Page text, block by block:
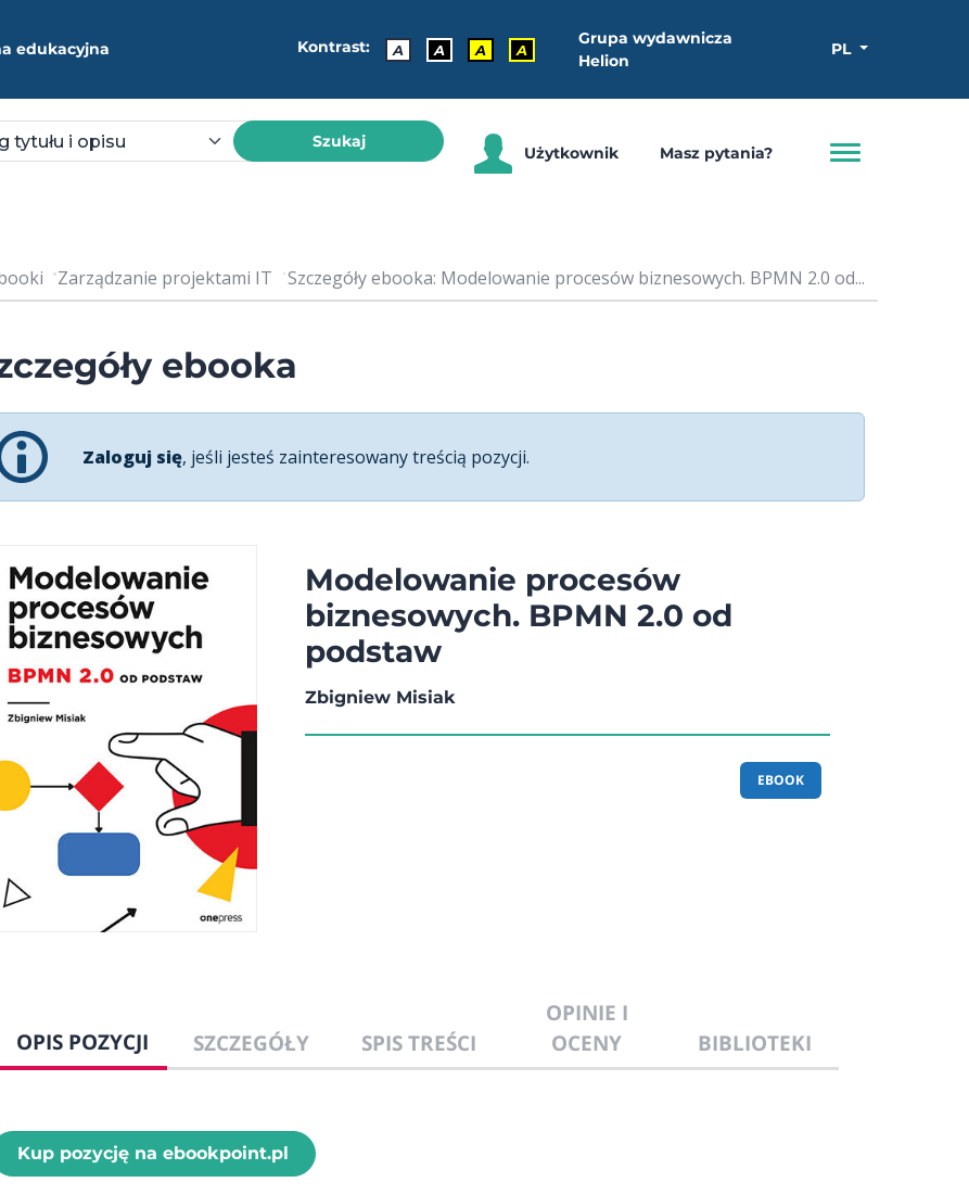
edukacyjna Kontrast: A A A A
Grupa wydawnicza
Helion
PL
Szukaj
Użytkownik Masz pytania?
Zarządzanie projektami IT Szczegóły ebooka: Modelowanie procesów biznesowych. BPMN 2.0 od...
ebooka
Zaloguj się, jeśli jesteś zainteresowany treścią pozycji.
Modelowanie procesów
biznesowych. BPMN 2.0 od
podstaw
Zbigniew Misiak
EBOOK
OPIS POZYCJI SZCZEGÓŁY SPIS TREŚCI
OPINIE I
OCENY
BIBLIOTEKI
Kup pozycję na ebookpoint.pl